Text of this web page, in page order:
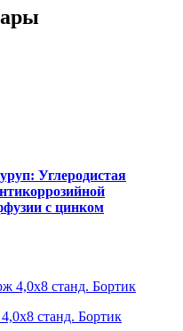
Углеродистая
с цинком
станд. Бортик